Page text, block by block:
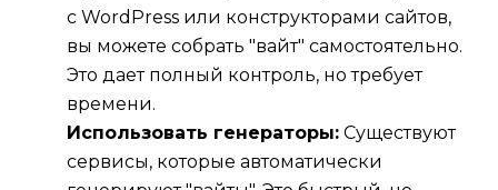
с WordPress или конструкторами сайтов,
вы можете собрать "вайт" самостоятельно.
Это дает полный контроль, но требует
времени.
Использовать генераторы: Существуют
сервисы, которые автоматически